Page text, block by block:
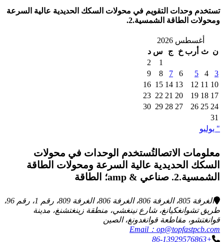
تستخدم وحدات التقويم في محولات السكك الحديدية عالية السرعة
ومحولات الطاقة الشمسية.2.
أغسطس 2026
ن ث أرب خ ج س د
1
2
3
4
5
6
7
8
9
10
11
12
13
14
15
16
17
18
19
20
21
22
23
24
25
26
27
28
29
30
31
" يوليو
معلومات الاتصالتُستخدم الوحدات في محولات
السكك الحديدية عالية السرعة ومحولات الطاقة
الشمسية.2. صناعي & amp؛ الطاقة
الغرفة 805، الغرفة 806، الغرفة 806، الغرفة 809، رقم 1، رقم 96،
طريق تشوانغكيانغ، شارع نينغشي، منطقة زينغتشنغ، مدينة
قوانغتشو، مقاطعة قوانغدونغ، الصين
Email：op@topfastpcb.com
+86-13929576863